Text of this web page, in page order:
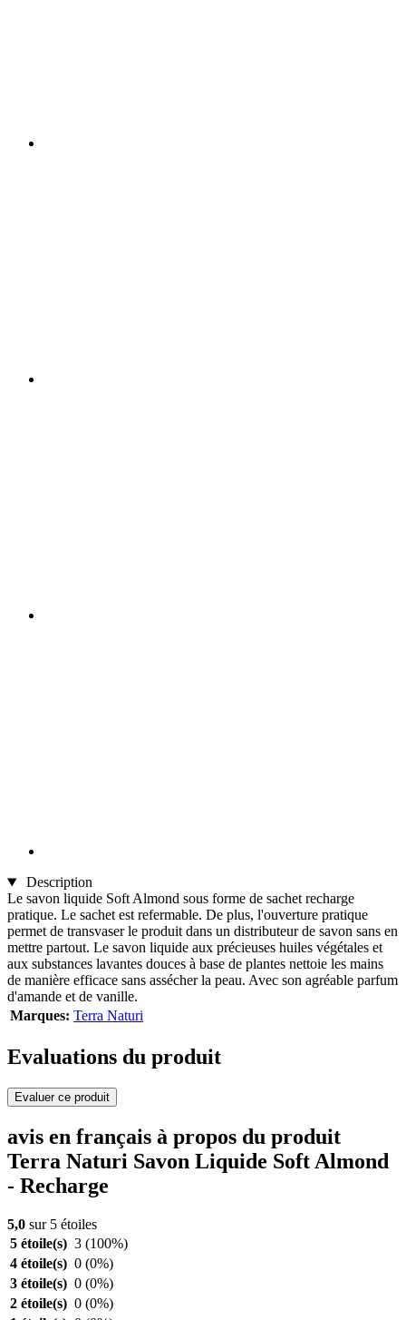
Description
Le savon liquide Soft Almond sous forme de sachet recharge
pratique. Le sachet est refermable. De plus, l'ouverture pratique
permet de transvaser le produit dans un distributeur de savon sans en
mettre partout. Le savon liquide aux précieuses huiles végétales et
aux substances lavantes douces à base de plantes nettoie les mains
de manière efficace sans assécher la peau. Avec son agréable parfum
d'amande et de vanille.
Marques: Terra Naturi
Evaluations du produit
Evaluer ce produit
avis en français à propos du produit
Terra Naturi Savon Liquide Soft Almond
- Recharge
5,0 sur 5 étoiles
5 étoile(s) 3 (100%)
4 étoile(s) 0 (0%)
3 étoile(s) 0 (0%)
2 étoile(s) 0 (0%)